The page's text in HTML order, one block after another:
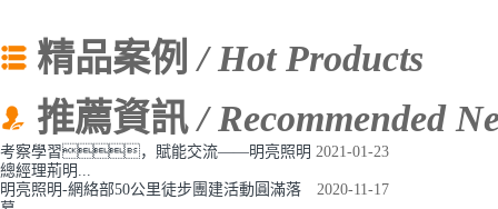
精品案例/ Hot Products
推薦資訊/ Recommended
2021-01-23
考察學習，賦能交流——明亮照明
總經理荊明...
2020-11-17
明亮照明-網絡部50公里徒步團建活動圓滿落